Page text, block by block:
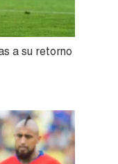
a su retorno